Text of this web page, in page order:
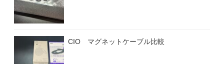
CIO マグネットケーブル比較